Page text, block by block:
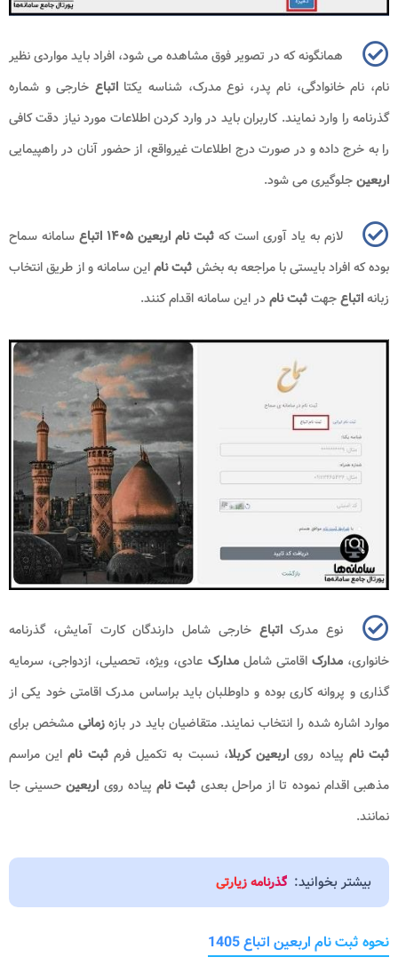
همانگونه که در تصویر فوق مشاهده می شود، افراد باید مواردی نظیر
نام، نام خانوادگی، نام پدر، نوع مدرک، شناسه یکتااتباع خارجی و شماره
گذرنامه را وارد نمایند. کاربران باید در وارد کردن اطلاعات مورد نیاز دقت کافی
را به خرج داده و در صورت درج اطلاعات غیرواقع، از حضور آنان در راهپیمایی
اربعینجلوگیری می شود.
لازم به یاد آوری است که ثبت نام اربعین ۱۴۰۵ اتباع
سامانه سماح
بوده که افراد بایستی با مراجعه به بخش ثبت ناماین سامانه و از طریق انتخاب
زبانهاتباعجهتثبت نامدر این سامانه اقدام کنند.
نوع مدرکاتباعخارجی شامل دارندگان کارت آمایش، گذرنامه
خانواری،مدارکاقامتی شاملمدارک عادی، ویژه، تحصیلی، ازدواجی، سرمایه
گذاری و پروانه کاری بوده و داوطلبان باید براساس مدرک اقامتی خود یکی از
موارد اشاره شده را انتخاب نمایند. متقاضیان باید در بازهزمانیمشخص برای
ثبت نام پیاده روی اربعین کربلا، نسبت به تکمیل فرمثبت ناماین مراسم
مذهبی اقدام نموده تا از مراحل بعدی ثبت نام پیاده روی اربعین حسینی جا
نمانند.
بیشتر بخوانید: گذرنامه زیارتی
نحوه ثبت نام اربعین اتباع 1405